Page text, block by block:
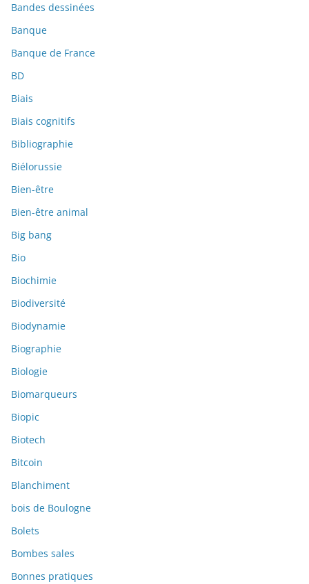
Bandes dessinées
Banque
Banque de France
BD
Biais
Biais cognitifs
Bibliographie
Biélorussie
Bien-être
Bien-être animal
Big bang
Bio
Biochimie
Biodiversité
Biodynamie
Biographie
Biologie
Biomarqueurs
Biopic
Biotech
Bitcoin
Blanchiment
bois de Boulogne
Bolets
Bombes sales
Bonnes pratiques